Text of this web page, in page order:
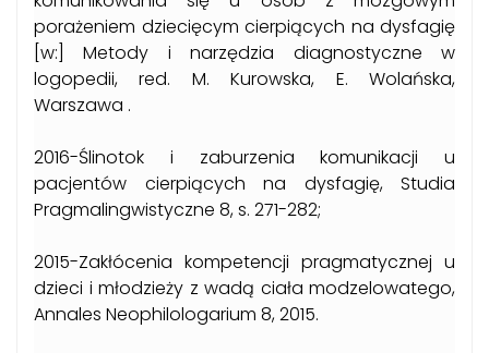
porażeniem dziecięcym cierpiących na dysfagię
[w:] Metody i narzędzia diagnostyczne w
logopedii, red. M. Kurowska, E. Wolańska,
Warszawa .
2016-Ślinotok i zaburzenia komunikacji u
pacjentów cierpiących na dysfagię, Studia
Pragmalingwistyczne 8, s. 271-282;
2015-Zakłócenia kompetencji pragmatycznej u
dzieci i młodzieży z wadą ciała modzelowatego,
Annales Neophilologarium 8, 2015.